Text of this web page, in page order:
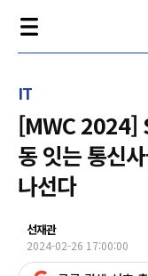
IT
[MWC 2024]
동 잇는 통신
나선다
선재관
2024-02-26 17:00:00